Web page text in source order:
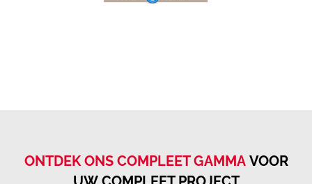
ONTDEK ONS COMPLEET GAMMA VOOR